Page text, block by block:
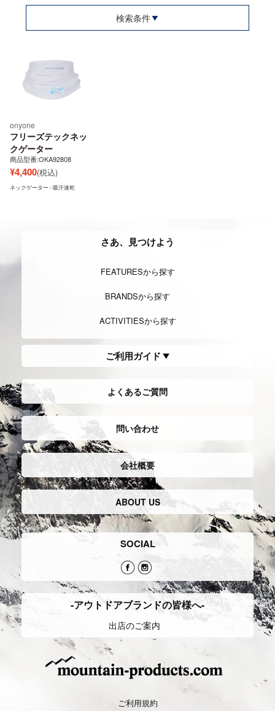
検索条件
onyone
フリーズテックネッ
クゲーター
商品型番:OKA92808
¥4,400(税込)
ネックゲーター - 吸汗速乾
さあ、見つけよう
FEATURESから探す
BRANDSから探す
ACTIVITIESから探す
ご利用ガイド
よくあるご質問
問い合わせ
会社概要
ABOUT US
SOCIAL
-アウトドアブランドの皆様へ-
出店のご案内
ご利用規約